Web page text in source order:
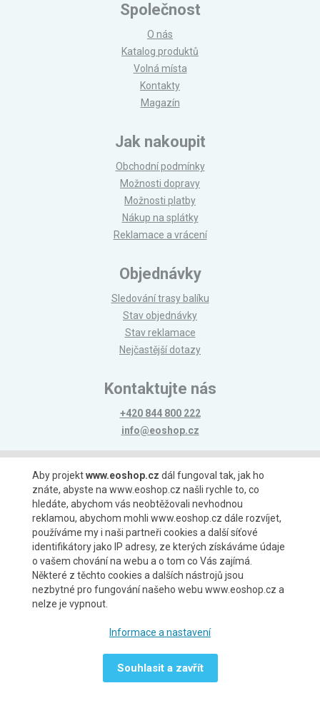
Společnost
O nás
Katalog produktů
Volná místa
Kontakty
Magazín
Jak nakoupit
Obchodní podmínky
Možnosti dopravy
Možnosti platby
Nákup na splátky
Reklamace a vrácení
Objednávky
Sledování trasy balíku
Stav objednávky
Stav reklamace
Nejčastější dotazy
Kontaktujte nás
+420 844 800 222
info@eoshop.cz
Možnosti platby
Možnosti dopravy
Aby projektwww.eoshop.cz dál fungoval tak, jak ho
znáte, abyste na www.eoshop.cz našli rychle to, co
hledáte, abychom vás neobtěžovali nevhodnou
reklamou, abychom mohli www.eoshop.cz dále rozvíjet,
používáme my i naši partneři cookies a další síťové
identifikátory jako IP adresy, ze kterých získáváme údaje
o vašem chování na webu a o tom co Vás zajímá.
Některé z těchto cookies a dalších nástrojů jsou
nezbytné pro fungování našeho webu www.eoshop.cz a
nelze je vypnout.
Informace a nastavení
Souhlasit a zavřít